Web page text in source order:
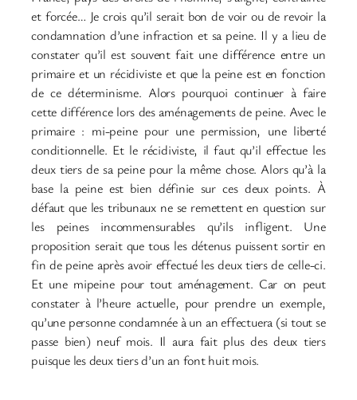
et forcée… Je crois qu’il serait bon de voir ou de revoir la
condamnation d’une infraction et sa peine. Il y a lieu de
constater qu’il est souvent fait une différence entre un
primaire et un récidiviste et que la peine est en fonction
de ce déterminisme. Alors pourquoi continuer à faire
cette différence lors des aménagements de peine. Avec le
primaire : mi-peine pour une permission, une liberté
conditionnelle. Et le récidiviste, il faut qu’il effectue les
deux tiers de sa peine pour la même chose. Alors qu’à la
base la peine est bien définie sur ces deux points. À
défaut que les tribunaux ne se remettent en question sur
les peines incommensurables qu’ils infligent. Une
proposition serait que tous les détenus puissent sortir en
fin de peine après avoir effectué les deux tiers de celle-ci.
Et une mipeine pour tout aménagement. Car on peut
constater à l’heure actuelle, pour prendre un exemple,
qu’une personne condamnée à un an effectuera (si tout se
passe bien) neuf mois. Il aura fait plus des deux tiers
puisque les deux tiers d’un an font huit mois.